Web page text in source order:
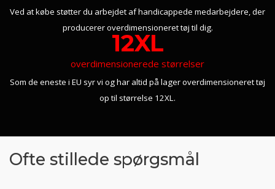
Ved at købe støtter du arbejdet af handicappede medarbejdere, der
producerer overdimensioneret tøj til dig.
12XL
overdimensionerede størrelser
Som de eneste i EU syr vi og har altid på lager overdimensioneret tøj
op til størrelse 12XL.
Ofte stillede spørgsmål